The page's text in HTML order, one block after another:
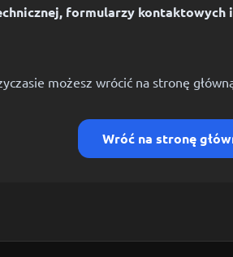
formularzy kontaktowych
możesz wrócić na stronę
Wróć na stronę